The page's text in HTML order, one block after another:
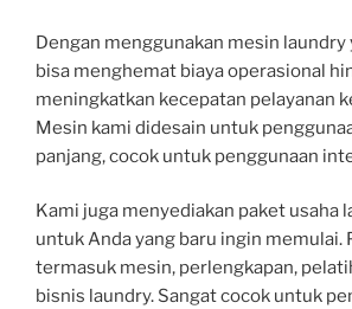
Dengan menggunakan mesin laundry
bisa menghemat biaya operasional
meningkatkan kecepatan pelayanan
Mesin kami didesain untuk
panjang, cocok untuk penggunaan
Kami juga menyediakan paket usaha
untuk Anda yang baru ingin memulai.
termasuk mesin, perlengkapan,
bisnis laundry. Sangat cocok untuk